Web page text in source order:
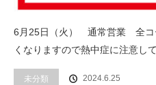
6月25日（火） 通常営業 全コ
くなりますので熱中症に注意し
未分類 2024.6.25